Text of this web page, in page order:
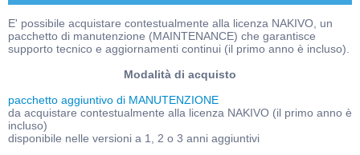
E' possibile acquistare contestualmente alla licenza NAKIVO, un
pacchetto di manutenzione (MAINTENANCE) che garantisce
supporto tecnico e aggiornamenti continui (il primo anno è incluso).
Modalità di acquisto
pacchetto aggiuntivo di MANUTENZIONE
da acquistare contestualmente alla licenza NAKIVO (il primo anno è
incluso)
disponibile nelle versioni a 1, 2 o 3 anni aggiuntivi